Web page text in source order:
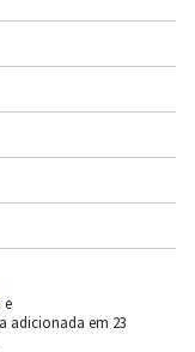
e
adicionada em 23